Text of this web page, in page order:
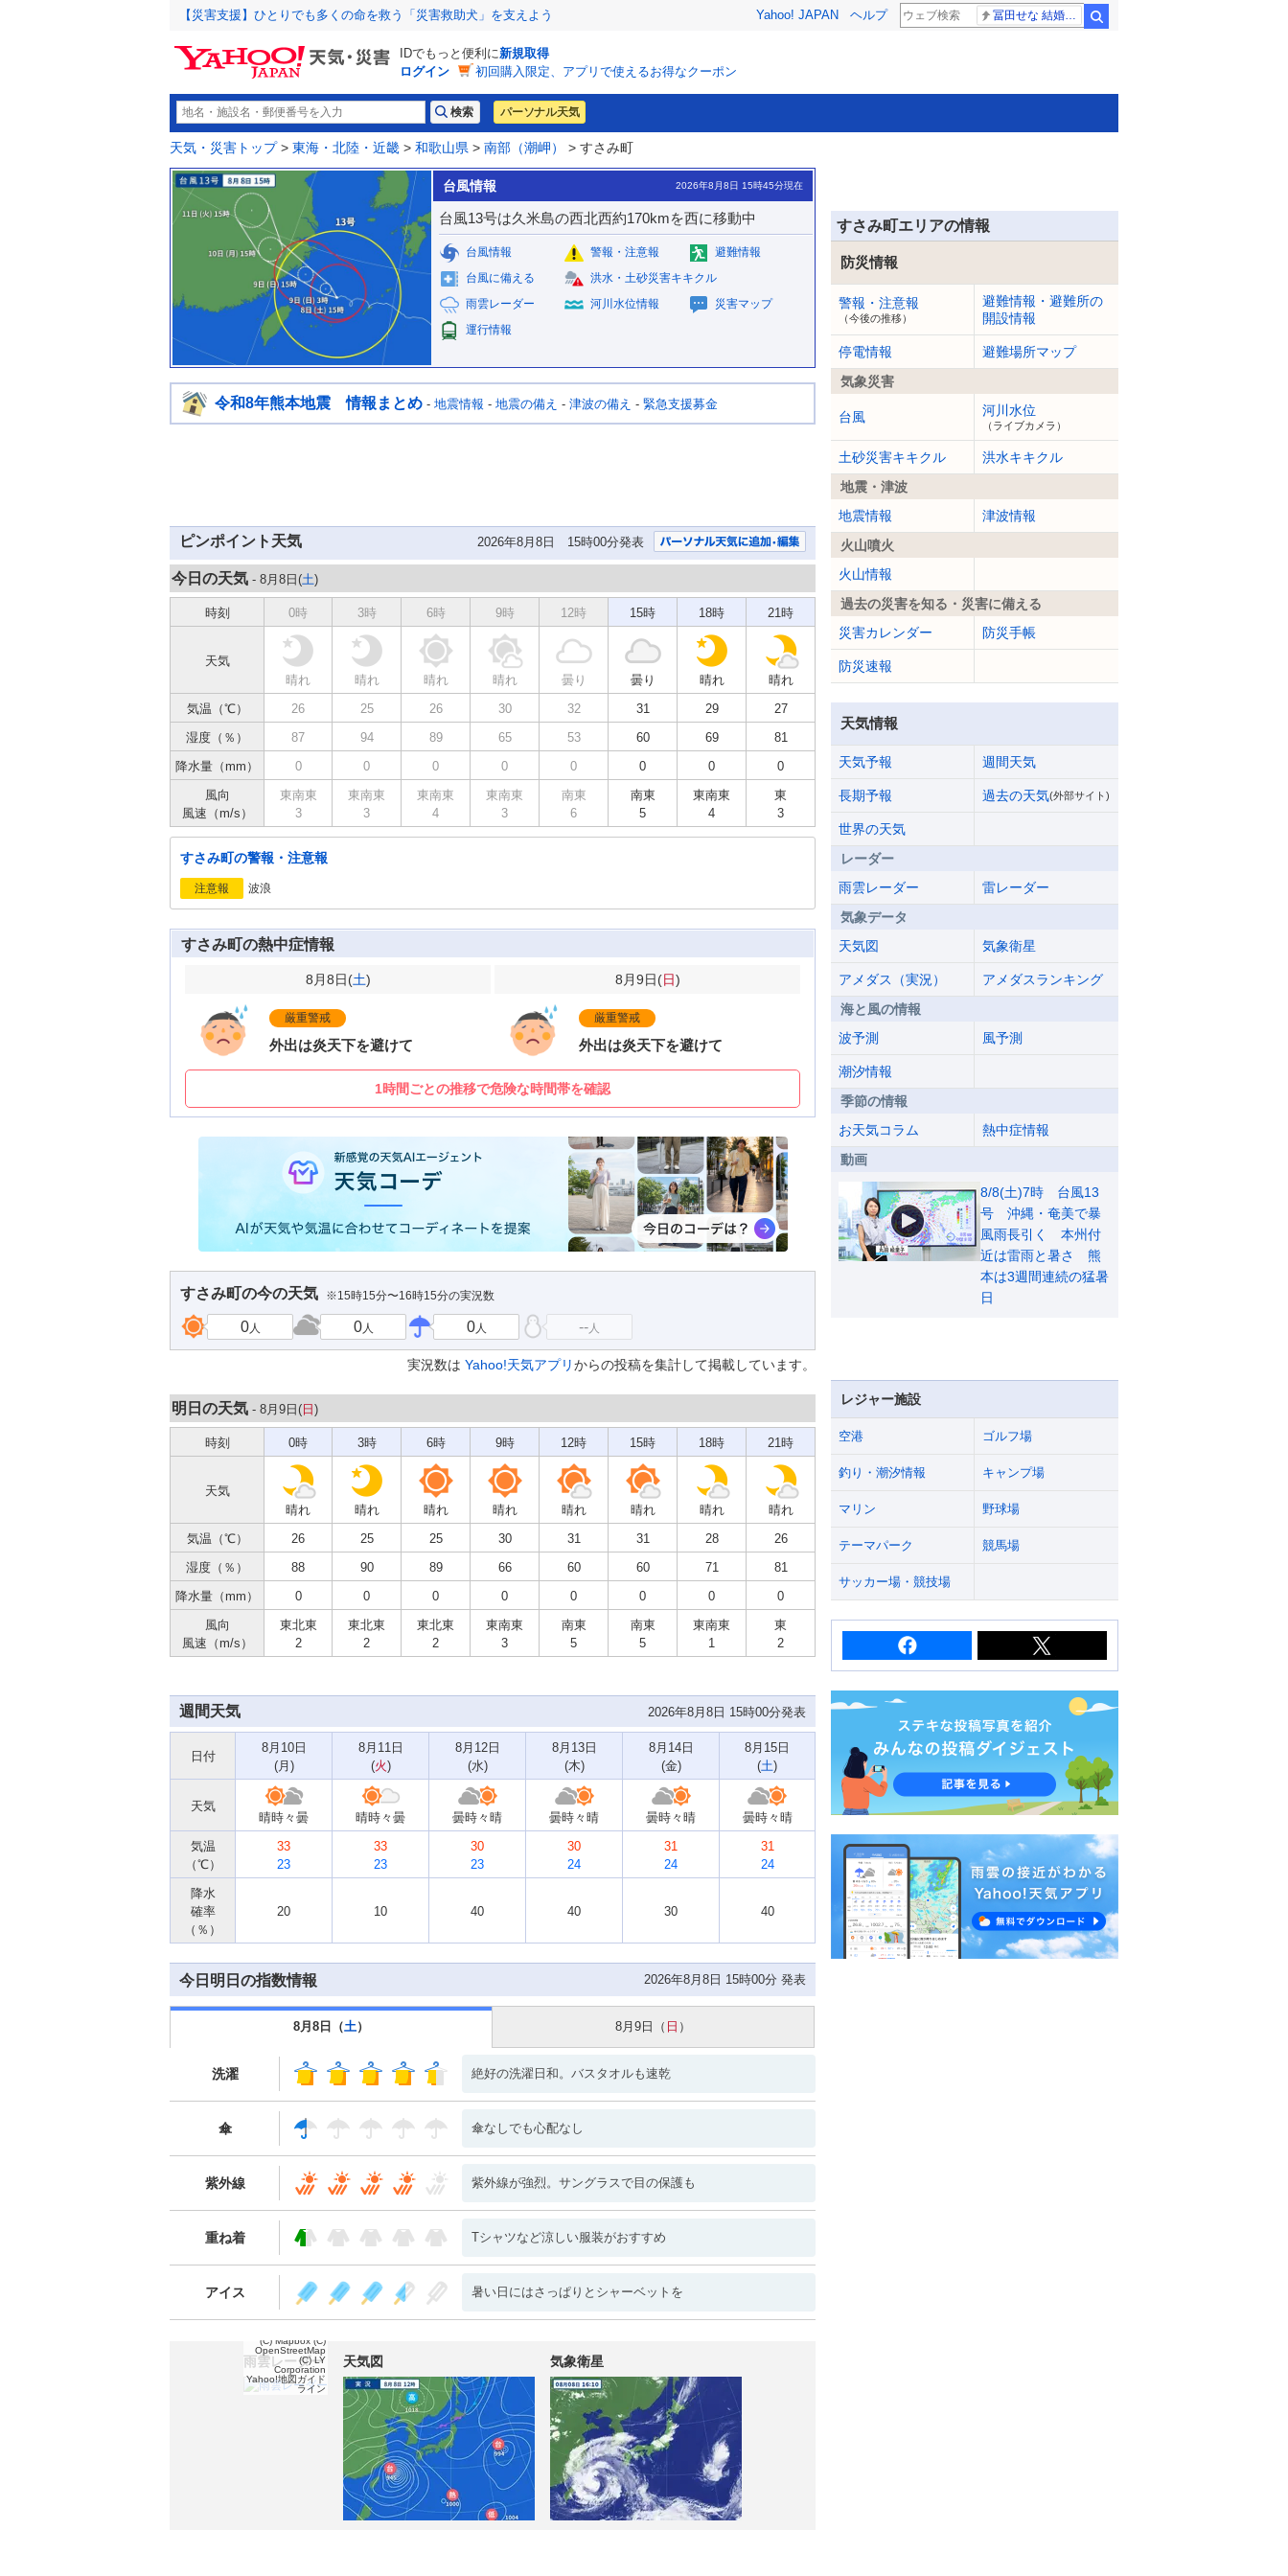
【災害支援】ひとりでも多くの命を救う「災害救助犬」を支えよう Yahoo! JAPAN ヘルプ
IDでもっと便利に新規取得
ログイン
初回購入限定、アプリで使えるお得なクーポン
パーソナル天気
天気・災害トップ> 東海・北陸・近畿 > 和歌山県 > 南部（潮岬） > すさみ町
台風情報 2026年8月8日 15時45分現在
台風13号は久米島の西北西約170kmを西に移動中
台風情報 警報・注意報
避難情報
台風に備える
洪水・土砂災害キキクル
雨雲レーダー
河川水位情報
災害マップ
運行情報
令和8年熊本地震 情報まとめ - 地震情報 - 地震の備え - 津波の備え - 緊急支援募金
ピンポイント天気 2026年8月8日 15時00分発表
今日の天気 - 8月8日(土)
時刻 0時 3時 6時 9時 12時 15時 18時 21時
天気
晴れ
晴れ 晴れ 晴れ 曇り 曇り 晴れ
晴れ
気温（℃）
26 25 26 30 32 31 29
27
湿度（％）
87 94 89 65 53 60 69
81
降水量（mm）
0 0 0 0 0 0 0
0
風向
風速（m/s）
東南東
3
東南東
3
東南東
4
東南東
3
南東
6
南東
5
東南東
4
東
3
すさみ町の警報・注意報
注意報 波浪
すさみ町の熱中症情報
8月8日(土)
厳重警戒
外出は炎天下を避けて
8月9日(日)
厳重警戒
外出は炎天下を避けて
1時間ごとの推移で危険な時間帯を確認
すさみ町の今の天気 ※15時15分〜16時15分の実況数
0人 0人 0人 -- 人
実況数は Yahoo!天気アプリからの投稿を集計して掲載しています。
明日の天気 - 8月9日( 日 )
時刻 0時 3時 6時 9時 12時 15時 18時 21時
天気
晴れ
晴れ 晴れ 晴れ 晴れ 晴れ 晴れ
晴れ
気温（℃）
26 25 25 30 31 31 28
26
湿度（％）
88 90 89 66 60 60 71
81
降水量（mm）
0 0 0 0 0 0 0
0
風向
風速（m/s）
東北東
2
東北東
2
東北東
2
東南東
3
南東
5
南東
5
東南東
1
東
2
週間天気 2026年8月8日 15時00分発表
日付
8月10日
(月 )
8月11日
(火)
8月12日
(水)
8月13日
(木)
8月14日
(金)
8月15日
(土)
天気
晴時々曇
晴時々曇 曇時々晴 曇時々晴 曇時々晴
曇時々晴
気温
（℃）
33
23
33
23
30
23
30
24
31
24
31
24
降水
確率
（％）
20 10 40 40 30 40
今日明日の指数情報 2026年8月8日 15時00分 発表
8月8日（土） 8月9日（ 日 ）
洗濯 絶好の洗濯日和。バスタオルも速乾
傘 傘なしでも心配なし
紫外線 紫外線が強烈。サングラスで目の保護も
重ね着 Tシャツなど涼しい服装がおすすめ
アイス 暑い日にはさっぱりとシャーベットを
雨雲レーダー
(C) Mapbox (C)
OpenStreetMap
(C) LY
Corporation
Yahoo!地図ガイド
ライン
天気図 気象衛星
すさみ町エリアの情報
防災情報
警報・注意報
（今後の推移）
避難情報・避難所の
開設情報
停電情報
避難場所マップ
気象災害
台風 河川水位
（ライブカメラ）
土砂災害キキクル
洪水キキクル
地震・津波
地震情報
津波情報
火山噴火
火山情報
過去の災害を知る・災害に備える
災害カレンダー
防災手帳
防災速報
天気情報
天気予報 週間天気
長期予報 過去の天気(外部サイト)
世界の天気
レーダー
雨雲レーダー
雷レーダー
気象データ
天気図
気象衛星
アメダス（実況）
アメダスランキング
海と風の情報
波予測
風予測
潮汐情報
季節の情報
お天気コラム
熱中症情報
動画
8/8(土)7時 台風13
号 沖縄・奄美で暴
風雨長引く 本州付
近は雷雨と暑さ 熊
本は3週間連続の猛暑
日
レジャー施設
空港 ゴルフ場
釣り・潮汐情報 キャンプ場
マリン 野球場
テーマパーク 競馬場
サッカー場・競技場